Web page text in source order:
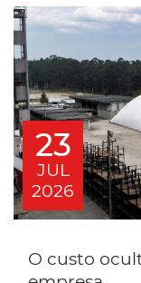
23
JUL
2026
O custo